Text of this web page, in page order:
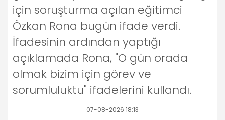
için soruşturma açılan eğitimci
Özkan Rona bugün ifade verdi.
İfadesinin ardından yaptığı
açıklamada Rona, "O gün orada
olmak bizim için görev ve
sorumluluktu" ifadelerini kullandı.
07-08-2026 18:13